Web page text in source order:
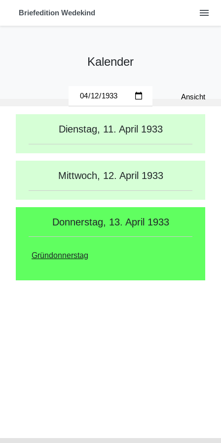
Briefedition Wedekind menu
Kalender
Ansicht
Dienstag, 11. April 1933
Mittwoch, 12. April 1933
Donnerstag, 13. April 1933
Gründonnerstag